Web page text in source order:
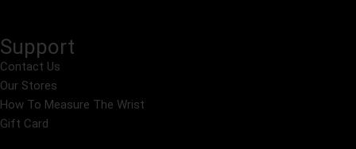
Support
Contact Us
Our Stores
How To Measure The Wrist
Gift Card